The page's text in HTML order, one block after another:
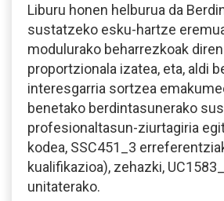
Liburu honen helburua da
sustatzeko esku-hartze
modulurako beharrezkoak
proportzionala izatea, eta, aldi
interesgarria sortzea
benetako berdintasunerako
profesionaltasun-ziurtagiria
kodea, SSC451_3
kualifikazioa), zehazki,
unitaterako.